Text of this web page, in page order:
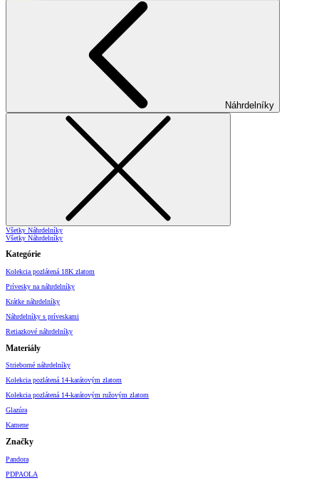
Náhrdelníky
Všetky Náhrdelníky
Všetky Náhrdelníky
Kategórie
Kolekcia pozlátená 18K zlatom
Prívesky na náhrdelníky
Krátke náhrdelníky
Náhrdelníky s príveskami
Retiazkové náhrdelníky
Materiály
Strieborné náhrdelníky
Kolekcia pozlátená 14-karátovým zlatom
Kolekcia pozlátená 14-karátovým ružovým zlatom
Glazúra
Kamene
Značky
Pandora
PDPAOLA